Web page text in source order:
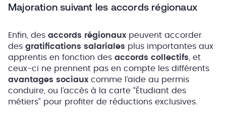
Majoration suivant les accords régionaux
Enfin, des accords régionaux peuvent accorder
des gratifications salariales plus importantes aux
apprentis en fonction des accords collectifs , et
ceux-ci ne prennent pas en compte les différents
avantages sociaux comme l’aide au permis
conduire, ou l’accès à la carte “Étudiant des
métiers” pour profiter de réductions exclusives.